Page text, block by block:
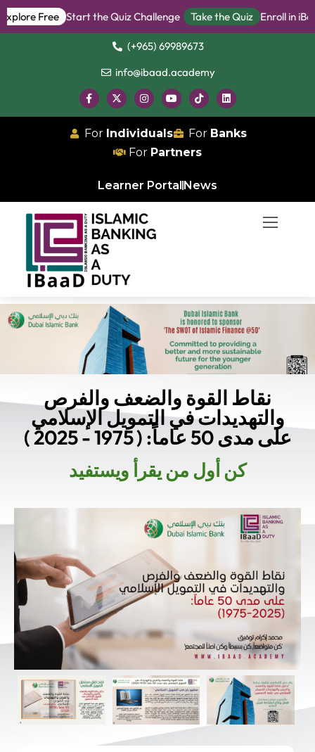
Free Start the Quiz Challenge Take the Quiz Enroll in iBanker
(+965) 69989673
info@ibaad.academy
For Individuals For Banks
For Partners
Learner Portal News
نقاط القوة والضعف والفرص
والتهديدات في التمويل الإسلامي
على مدى 50 عاماً: ( 1975 - 2025 )
كن أول من يقرأ ويستفيد